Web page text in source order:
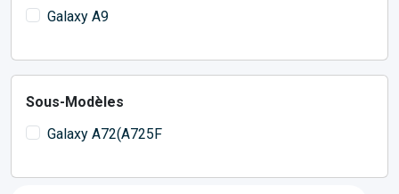
Galaxy A9
Sous-Modèles
Galaxy A72(A725F